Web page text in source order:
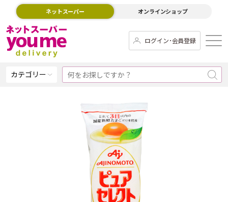
ネットスーパー オンラインショップ
ログイン･会員登録
カテゴリー